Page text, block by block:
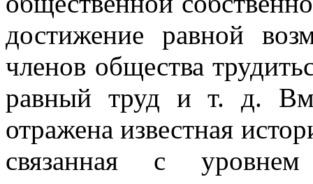
достижение равной
членов общества
равный труд и т. д.
отражена известная
связанная с